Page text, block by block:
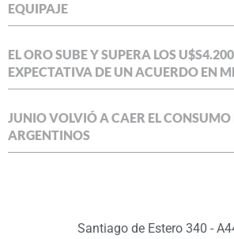
EQUIPAJE
EL ORO SUBE Y SUPERA LOS
EXPECTATIVA DE UN ACUERDO EN
JUNIO VOLVIÓ A CAER EL CONSUMO
ARGENTINOS
Santiago de Estero 340 -